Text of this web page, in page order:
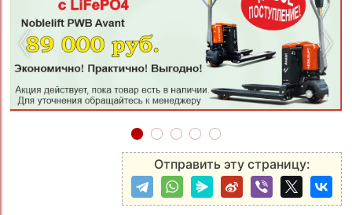
‹ ›
Отправить эту страницу: